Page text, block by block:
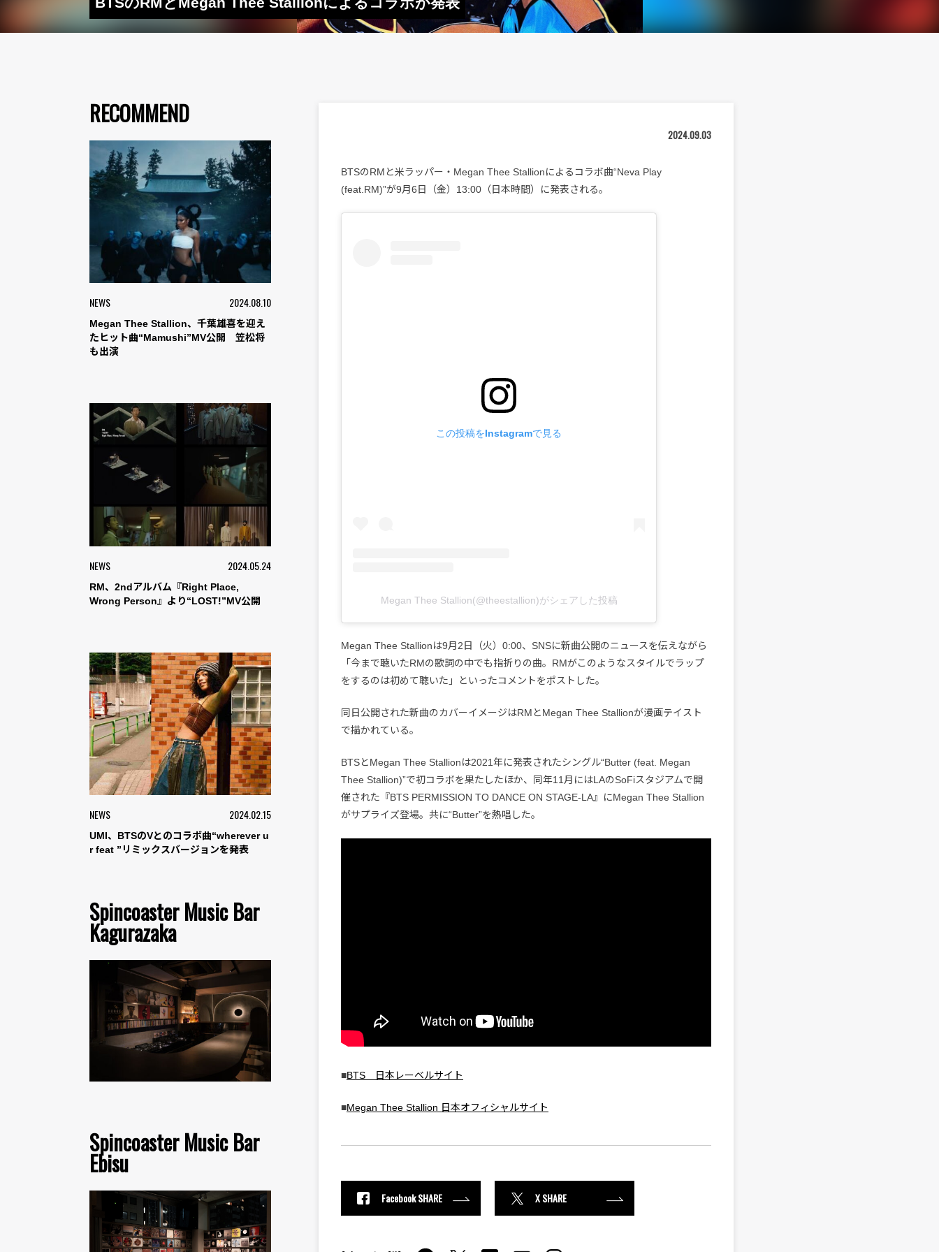
RECOMMEND
NEWS 2024.08.10
Megan Thee Stallion、千葉雄喜を迎え
たヒット曲“Mamushi”MV公開 笠松将
も出演
NEWS 2024.05.24
RM、2ndアルバム『Right Place,
Wrong Person』より“LOST!”MV公開
NEWS 2024.02.15
UMI、BTSのVとのコラボ曲“wherever u
r feat ”リミックスバージョンを発表
Spincoaster Music Bar
Kagurazaka
Spincoaster Music Bar
Ebisu
2024.09.03
BTSのRMと米ラッパー・Megan Thee Stallionによるコラボ曲“Neva Play
(feat.RM)”が9月6日（金）13:00（日本時間）に発表される。
この投稿をInstagramで見る
Megan Thee Stallion(@theestallion)がシェアした投稿
Megan Thee Stallionは9月2日（火）0:00、SNSに新曲公開のニュースを伝えながら
「今まで聴いたRMの歌詞の中でも指折りの曲。RMがこのようなスタイルでラップ
をするのは初めて聴いた」といったコメントをポストした。
同日公開された新曲のカバーイメージはRMとMegan Thee Stallionが漫画テイスト
で描かれている。
BTSとMegan Thee Stallionは2021年に発表されたシングル“Butter (feat. Megan
Thee Stallion)”で初コラボを果たしたほか、同年11月にはLAのSoFiスタジアムで開
催された『BTS PERMISSION TO DANCE ON STAGE-LA』にMegan Thee Stallion
がサプライズ登場。共に“Butter”を熱唱した。
■BTS 日本レーベルサイト
■Megan Thee Stallion 日本オフィシャルサイト
Facebook SHARE X SHARE